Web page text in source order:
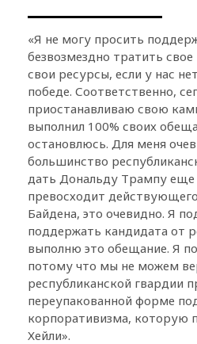
«Я не могу просить
безвозмездно тратить
свои ресурсы, если у нас
победе. Соответственно,
приостанавливаю свою
выполнил 100% своих
остановлюсь. Для меня
большинство
дать Дональду Трампу
превосходит
Байдена, это очевидно. Я
поддержать кандидата от
выполню это обещание. Я
потому что мы не можем
республиканской гвардии
переупакованной форме
корпоративизма, которую
Хейли».